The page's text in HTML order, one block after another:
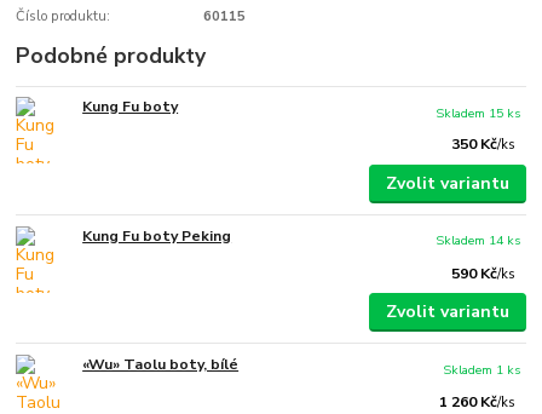
Číslo produktu: 60115
Podobné produkty
Kung Fu boty
350 Kč/ks
Skladem 15 ks
Zvolit variantu
Kung Fu boty Peking
590 Kč/ks
Skladem 14 ks
Zvolit variantu
«Wu» Taolu boty, bílé
1 260 Kč/ks
Skladem 1 ks